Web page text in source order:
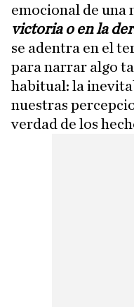
emocional de una
victoria o en la
se adentra en el
para narrar algo
habitual: la
nuestras
verdad de los